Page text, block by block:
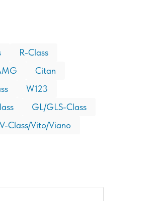
R-Class
Citan
W123
GL/GLS-Class
V-Class/Vito/Viano